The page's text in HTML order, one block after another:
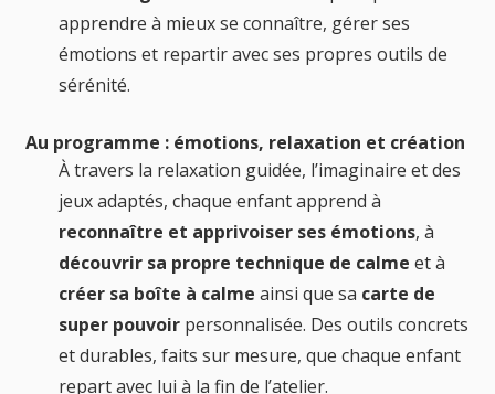
apprendre à mieux se connaître, gérer ses
émotions et repartir avec ses propres outils de
sérénité.
Au programme : émotions, relaxation et création
À travers la relaxation guidée, l’imaginaire et des
jeux adaptés, chaque enfant apprend à
reconnaître et apprivoiser ses émotions, à
découvrir sa propre technique de calme et à
créer sa boîte à calme ainsi que sa carte de
super pouvoir personnalisée. Des outils concrets
et durables, faits sur mesure, que chaque enfant
repart avec lui à la fin de l’atelier.